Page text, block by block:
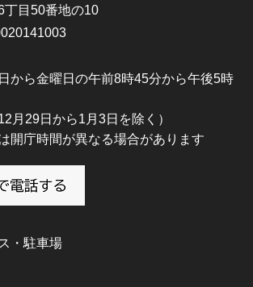
丁目50番地の10
から金曜日の午前8時45分から午後5時
月29日から1月3日を除く）
開庁時間が異なる場合があります
・駐車場